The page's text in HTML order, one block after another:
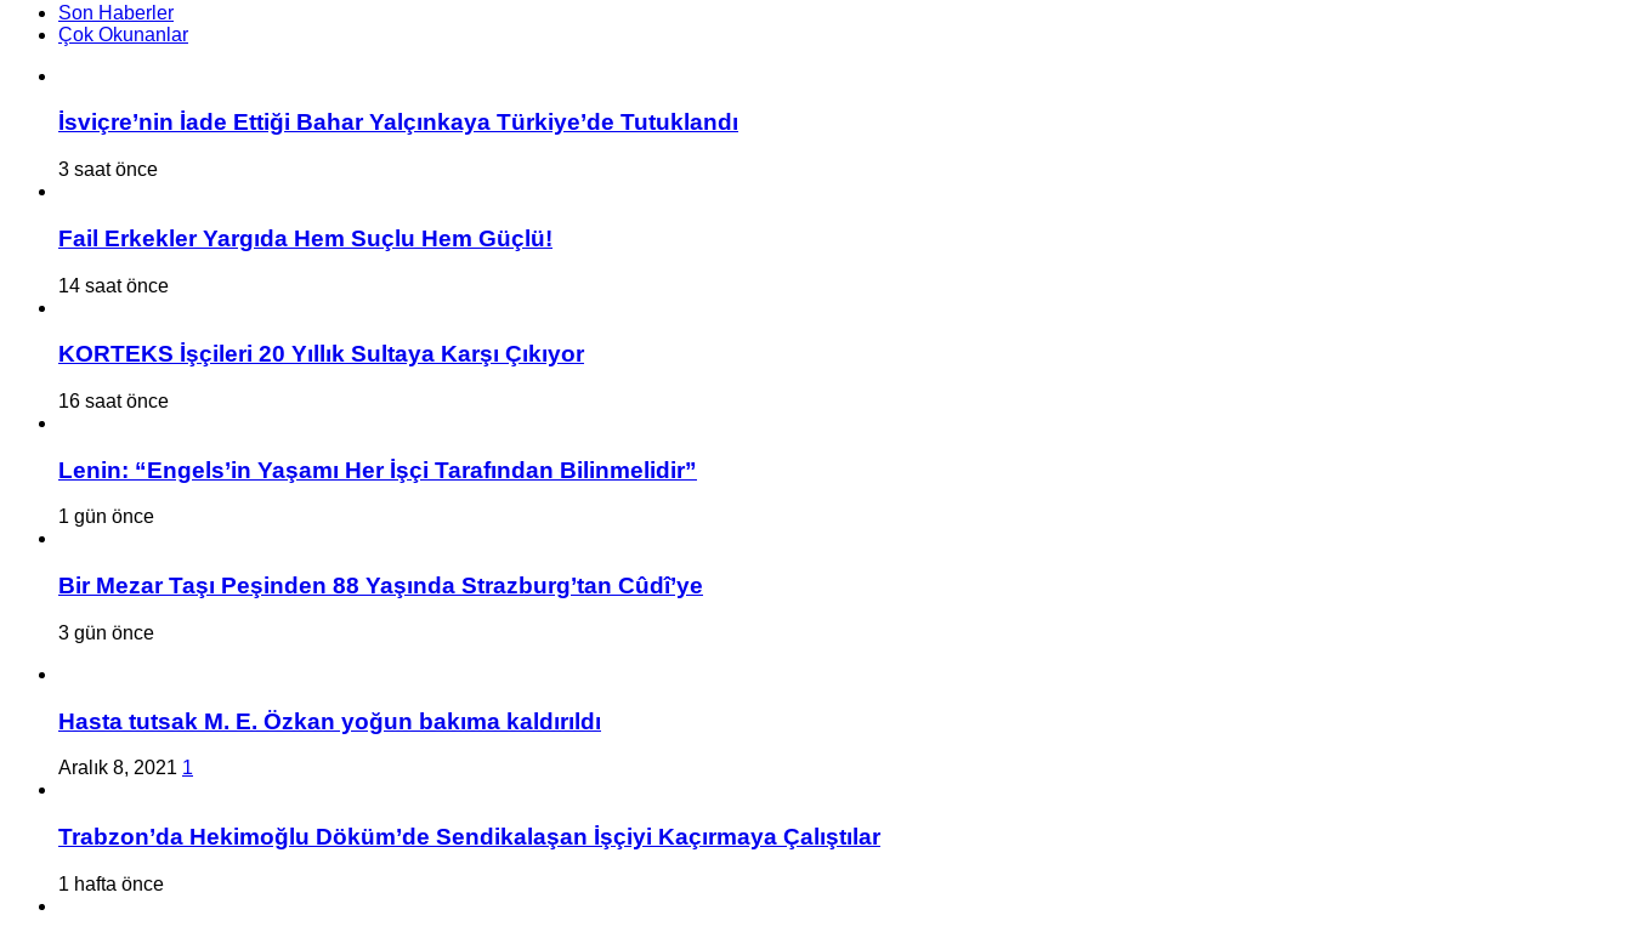
Son Haberler
Çok Okunanlar
İsviçre’nin İade Ettiği Bahar Yalçınkaya Türkiye’de Tutuklandı
3 saat önce
Fail Erkekler Yargıda Hem Suçlu Hem Güçlü!
14 saat önce
KORTEKS İşçileri 20 Yıllık Sultaya Karşı Çıkıyor
16 saat önce
Lenin: “Engels’in Yaşamı Her İşçi Tarafından Bilinmelidir”
1 gün önce
Bir Mezar Taşı Peşinden 88 Yaşında Strazburg’tan Cûdî’ye
3 gün önce
Hasta tutsak M. E. Özkan yoğun bakıma kaldırıldı
Aralık 8, 2021 1
Trabzon’da Hekimoğlu Döküm’de Sendikalaşan İşçiyi Kaçırmaya Çalıştılar
1 hafta önce